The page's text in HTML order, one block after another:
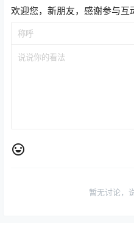
欢迎您，新朋友，感谢参与互
暂无讨论，